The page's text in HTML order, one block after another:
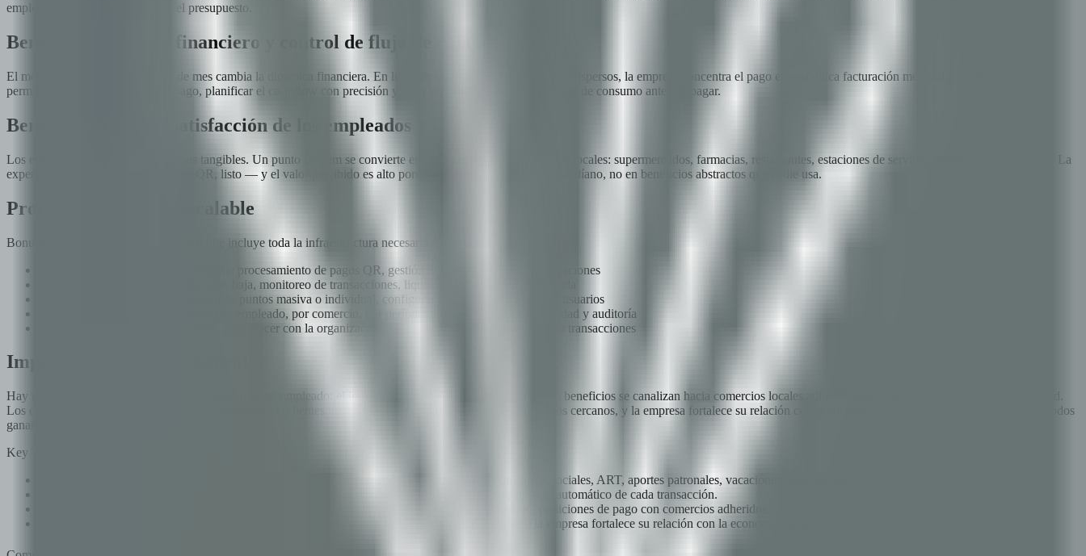
empleado con menos impacto en el presupuesto.
Beneficio 3: Ahorro financiero y control de flujo de caja
El modelo de consolidación a fin de mes cambia la dinámica financiera. En lugar de desembolsos inmediatos y dispersos, la empresa concentra el pago en una única facturación mensual por comercio. Esto
permite negociar condiciones de pago, planificar el cash flow con precisión y tener visibilidad completa del ciclo de consumo antes de pagar.
Beneficio 4: Mayor satisfacción de los empleados
Los empleados valoran los beneficios tangibles. Un punto Bonum se convierte en compras reales en comercios locales: supermercados, farmacias, restaurantes, estaciones de servicio, indumentaria, servicios. La
experiencia de uso es simple — app, QR, listo — y el valor percibido es alto porque se traduce en consumo cotidíano, no en beneficios abstractos que nadie usa.
Producto listo: SaaS escalable
Bonum es un producto SaaS funcional que incluye toda la infraestructura necesaria para operar:
Infraestructura transaccional completa: procesamiento de pagos QR, gestión de saldos, historial de operaciones
Gestión de comercios adheridos: alta, baja, monitoreo de transacciones, liquidación mensual automatizada
Panel de administración: asignación de puntos masiva o individual, configuración de reglas, gestión de usuarios
Reportes automatizados: consumo por empleado, por comercio, por período, exportables para contabilidad y auditoría
Escalabilidad: arquitectura diseñada para crecer con la organización, sin límites artificiales de usuarios o transacciones
Impacto en la economía local
Hay un beneficio que trasciende la ecuación empresa-empleado: el impacto en la economía local. Cuando los beneficios se canalizan hacia comercios locales adheridos, el valor circula dentro de la comunidad.
Los comercios de barrio reciben un flujo predecible de clientes, los empleados acceden a productos y servicios cercanos, y la empresa fortalece su relación con el entorno donde opera. Es un modelo donde todos
ganan.
Key Takeaways
Bonum reduce el costo laboral real al canalizar beneficios como puntos no remunerativos: sin cargas sociales, ART, aportes patronales, vacaciones, SAC ni indemnización.
El ahorro fiscal es concreto y trazable: tratamiento optimizado de Ganancias, IVA e IIBB con registro automático de cada transacción.
El modelo de facturación mensual consolidada mejora el control de cash flow y permite negociar condiciones de pago con comercios adheridos.
Los empleados perciben mayor valor porque los puntos se traducen en consumo cotidíano real, y la empresa fortalece su relación con la economía local.